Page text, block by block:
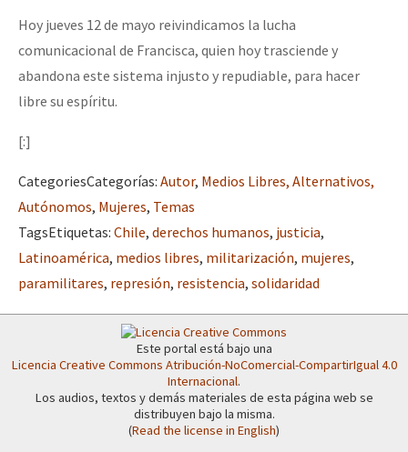
Hoy jueves 12 de mayo reivindicamos la lucha
comunicacional de Francisca, quien hoy trasciende y
abandona este sistema injusto y repudiable, para hacer
libre su espíritu.
[:]
CategoriesCategorías: Autor, Medios Libres, Alternativos,
Autónomos, Mujeres, Temas
TagsEtiquetas: Chile, derechos humanos, justicia,
Latinoamérica, medios libres, militarización, mujeres,
paramilitares, represión, resistencia, solidaridad
Este portal está bajo una
Licencia Creative Commons Atribución-NoComercial-CompartirIgual 4.0
Internacional.
Los audios, textos y demás materiales de esta página web se
distribuyen bajo la misma.
(Read the license in English)